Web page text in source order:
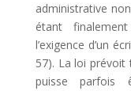
administrative
étant
l’exigence d’un
57). La loi prévoit
puisse parfois